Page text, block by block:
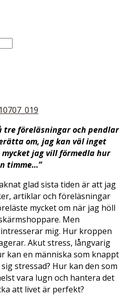
tre föreläsningar och pendlar
om, jag kan väl inget
mycket jag vill förmedla hur
timme…”
glad sista tiden är att jag
artiklar och föreläsningar
mycket om när jag höll
Men
mig. Hur kroppen
Akut stress, långvarig
kan en människa som knappt
stressad? Hur kan den som
vara lugn och hantera det
att livet är perfekt?